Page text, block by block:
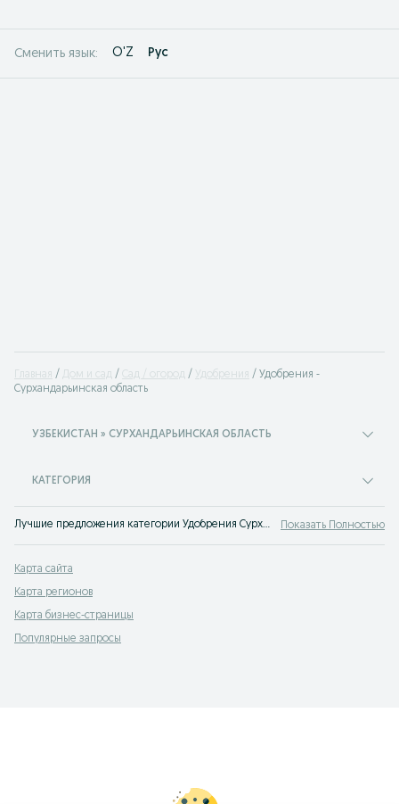
Сменить язык: O'Z Рус
Главная Дом и сад Сад / огород Удобрения
Удобрения -
Сурхандарьинская область
УЗБЕКИСТАН » СУРХАНДАРЬИНСКАЯ ОБЛАСТЬ
КАТЕГОРИЯ
Лучшие предложения категории Удобрения Сурхандарьинская область. Большой выбор товаров и услуг по выгодным ценам на OLX! Множество предложений на OLX.uz! Показать Полностью
Карта сайта
Карта регионов
Карта бизнес-страницы
Популярные запросы